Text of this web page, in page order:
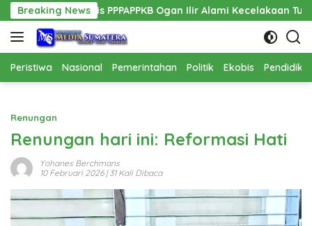
Langsung
ke
konten
Breaking News
PPPAPPKB Ogan Ilir Alami Kecelakaan Tunggal
Peristiwa Nasional Pemerintahan Politik Ekobis
Renungan
Renungan hari ini: Reformasi Hati
Yohanes Berchmans
10 Februari 2026| 31 Kali Dibaca